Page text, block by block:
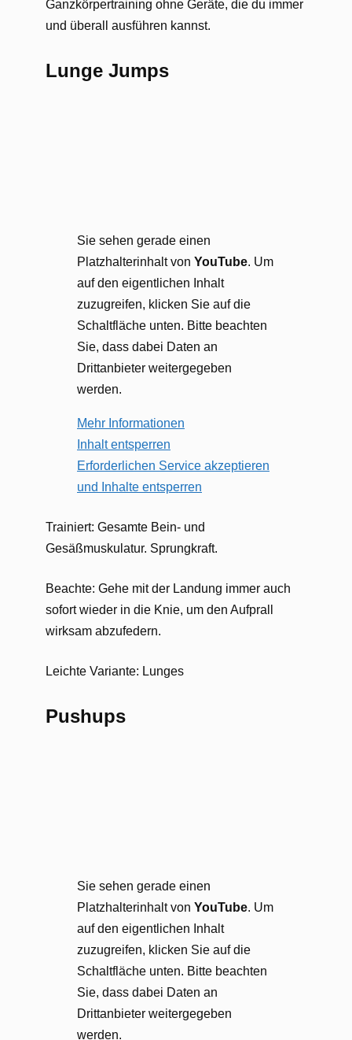
Ganzkörpertraining ohne Geräte, die du immer
und überall ausführen kannst.
Lunge Jumps
Sie sehen gerade einen
Platzhalterinhalt von YouTube. Um
auf den eigentlichen Inhalt
zuzugreifen, klicken Sie auf die
Schaltfläche unten. Bitte beachten
Sie, dass dabei Daten an
Drittanbieter weitergegeben
werden.
Mehr Informationen
Inhalt entsperren
Erforderlichen Service akzeptieren
und Inhalte entsperren
Trainiert: Gesamte Bein- und
Gesäßmuskulatur. Sprungkraft.
Beachte: Gehe mit der Landung immer auch
sofort wieder in die Knie, um den Aufprall
wirksam abzufedern.
Leichte Variante: Lunges
Pushups
Sie sehen gerade einen
Platzhalterinhalt von YouTube. Um
auf den eigentlichen Inhalt
zuzugreifen, klicken Sie auf die
Schaltfläche unten. Bitte beachten
Sie, dass dabei Daten an
Drittanbieter weitergegeben
werden.